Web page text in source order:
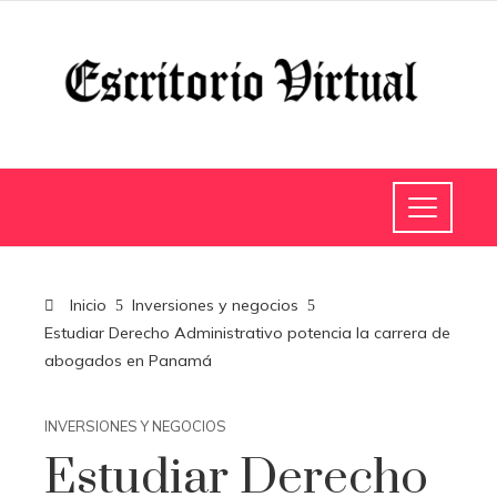
Inicio
Inversiones y negocios
Estudiar Derecho Administrativo potencia la carrera de
abogados en Panamá
INVERSIONES Y NEGOCIOS
Estudiar Derecho